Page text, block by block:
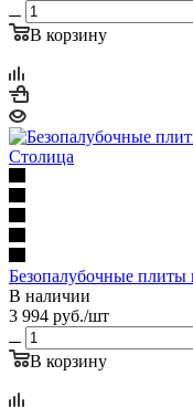
В корзину
Безопалубочные
В наличии
3 994 руб./шт
В корзину